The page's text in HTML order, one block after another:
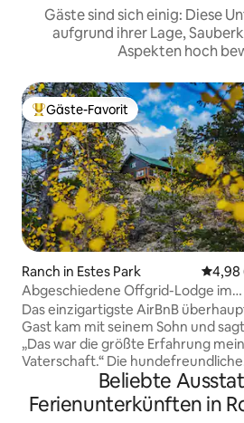
Gäste sind sich einig: Diese
aufgrund ihrer Lage,
Aspekten hoch
Beliebter Gäste-Favorit.
Gäste-Favorit
Ranch in Estes Park
4,98
Abgeschiedene Offgrid-Lodge im
Hinterland im Nationalwald
Das einzigartigste AirBnB
Gast kam mit seinem Sohn und
„Das war die größte Erfahrung
Vaterschaft.“ Die hundefreundliche
Estes Park Outfitters Lodge ist eine
netzunabhängige Berghütte (max. 4
Personen) auf 20 Acres im National
Beliebte
Ferienunterkünften in